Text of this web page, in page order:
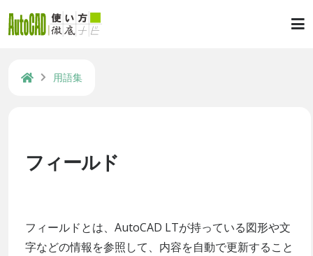
用語集
フィールド
フィールドとは、AutoCAD LTが持っている図形や文
字などの情報を参照して、内容を自動で更新すること